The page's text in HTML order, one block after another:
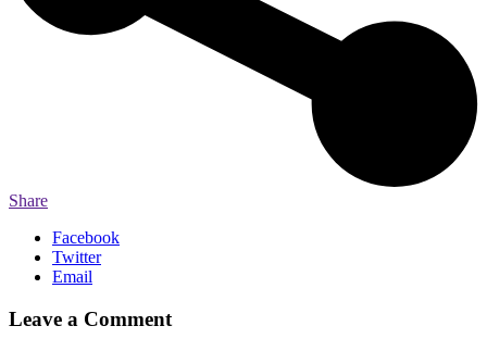
Share
Facebook
Twitter
Email
Leave a Comment